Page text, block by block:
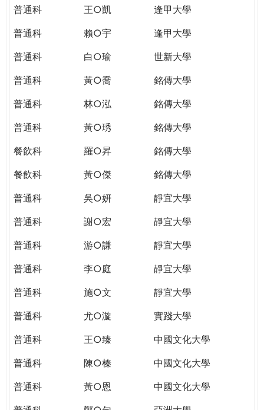
普通科
王○凱
逢甲大學
普通科
賴○宇
逢甲大學
普通科
白○瑜
世新大學
普通科
黃○喬
銘傳大學
普通科
林○泓
銘傳大學
普通科
黃○琇
銘傳大學
餐飲科
羅○昇
銘傳大學
餐飲科
黃○傑
銘傳大學
普通科
吳○妍
靜宜大學
普通科
謝○宏
靜宜大學
普通科
游○謙
靜宜大學
普通科
李○庭
靜宜大學
普通科
施○文
靜宜大學
普通科
尤○漩
實踐大學
普通科
王○臻
中國文化大學
普通科
陳○榛
中國文化大學
普通科
黃○恩
中國文化大學